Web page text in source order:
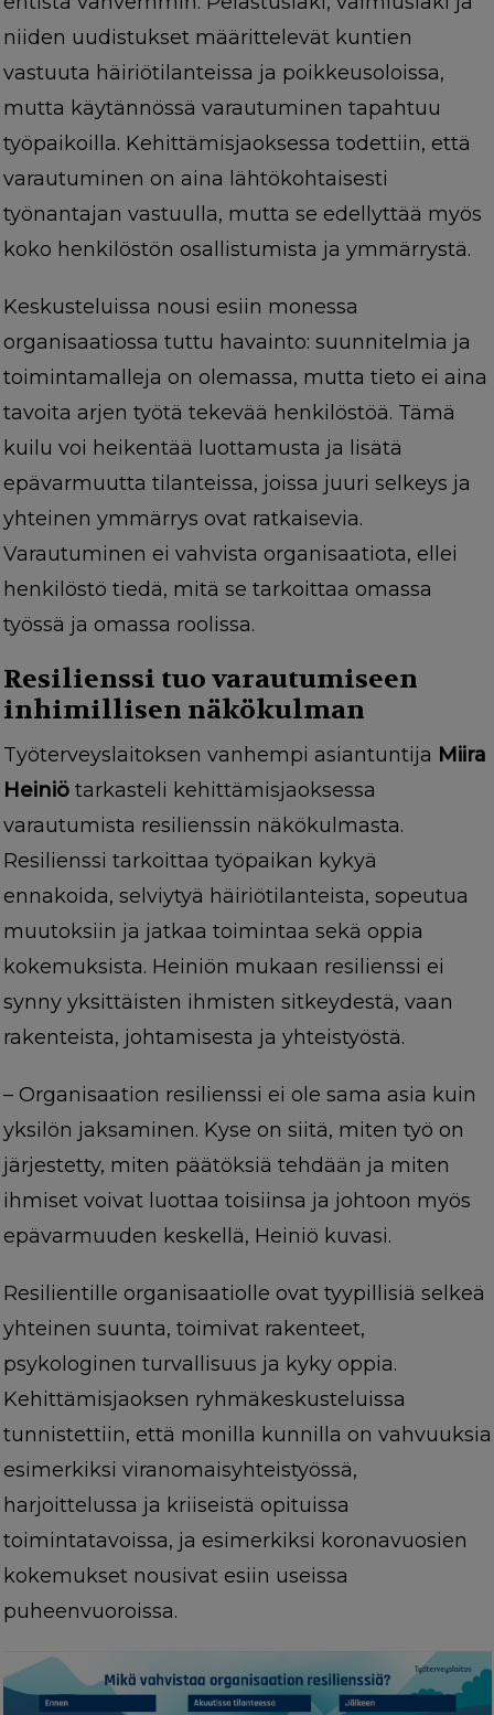
niiden uudistukset määrittelevät kuntien
vastuuta häiriötilanteissa ja poikkeusoloissa,
mutta käytännössä varautuminen tapahtuu
työpaikoilla. Kehittämisjaoksessa todettiin, että
varautuminen on aina lähtökohtaisesti
työnantajan vastuulla, mutta se edellyttää myös
koko henkilöstön osallistumista ja ymmärrystä.
Keskusteluissa nousi esiin monessa
organisaatiossa tuttu havainto: suunnitelmia ja
toimintamalleja on olemassa, mutta tieto ei aina
tavoita arjen työtä tekevää henkilöstöä. Tämä
kuilu voi heikentää luottamusta ja lisätä
epävarmuutta tilanteissa, joissa juuri selkeys ja
yhteinen ymmärrys ovat ratkaisevia.
Varautuminen ei vahvista organisaatiota, ellei
henkilöstö tiedä, mitä se tarkoittaa omassa
työssä ja omassa roolissa.
Resilienssi tuo varautumiseen
inhimillisen näkökulman
Työterveyslaitoksen vanhempi asiantuntija Miira
Heiniötarkasteli kehittämisjaoksessa
varautumista resilienssin näkökulmasta.
Resilienssi tarkoittaa työpaikan kykyä
ennakoida, selviytyä häiriötilanteista, sopeutua
muutoksiin ja jatkaa toimintaa sekä oppia
kokemuksista. Heiniön mukaan resilienssi ei
synny yksittäisten ihmisten sitkeydestä, vaan
rakenteista, johtamisesta ja yhteistyöstä.
– Organisaation resilienssi ei ole sama asia kuin
yksilön jaksaminen. Kyse on siitä, miten työ on
järjestetty, miten päätöksiä tehdään ja miten
ihmiset voivat luottaa toisiinsa ja johtoon myös
epävarmuuden keskellä, Heiniö kuvasi.
Resilientille organisaatiolle ovat tyypillisiä selkeä
yhteinen suunta, toimivat rakenteet,
psykologinen turvallisuus ja kyky oppia.
Kehittämisjaoksen ryhmäkeskusteluissa
tunnistettiin, että monilla kunnilla on vahvuuksia
esimerkiksi viranomaisyhteistyössä,
harjoittelussa ja kriiseistä opituissa
toimintatavoissa, ja esimerkiksi koronavuosien
kokemukset nousivat esiin useissa
puheenvuoroissa.